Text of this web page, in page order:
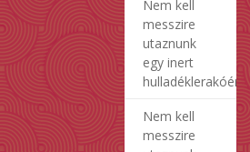
Nem kell
messzire
utaznunk
egy inert
hulladéklerakóért
Nem kell
messzire